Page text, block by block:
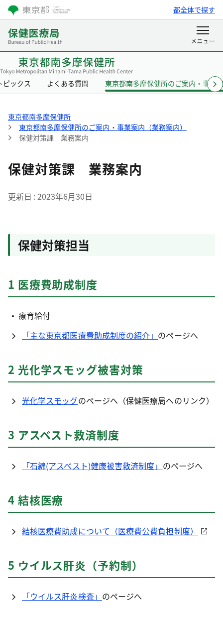
都全体で探す
ピックス よくある質問 東京都南多摩保健所のご案内・事業
東京都南多摩保健所
東京都南多摩保健所のご案内・事業案内（業務案内）
保健対策課 業務案内
保健対策課 業務案内
更新日 2023年6月30日
保健対策担当
1 医療費助成制度
療育給付
「主な東京都医療費助成制度の紹介」 のページへ
2 光化学スモッグ被害対策
光化学スモッグのページへ（保健医療局へのリンク）
3 アスベスト救済制度
「石綿(アスベスト)健康被害救済制度」 のページへ
4 結核医療
結核医療費助成について（医療費公費負担制度）
5 ウイルス肝炎（予約制）
「ウイルス肝炎検査」 のページへ